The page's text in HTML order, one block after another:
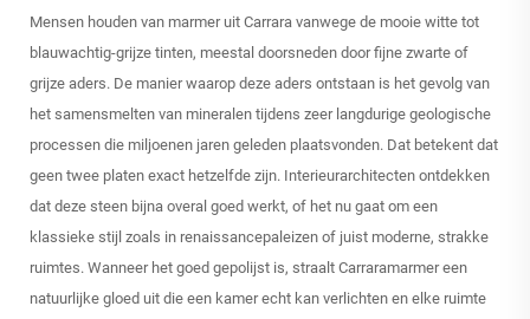
Mensen houden van marmer uit Carrara vanwege de mooie witte tot
blauwachtig-grijze tinten, meestal doorsneden door fijne zwarte of
grijze aders. De manier waarop deze aders ontstaan is het gevolg van
het samensmelten van mineralen tijdens zeer langdurige geologische
processen die miljoenen jaren geleden plaatsvonden. Dat betekent dat
geen twee platen exact hetzelfde zijn. Interieurarchitecten ontdekken
dat deze steen bijna overal goed werkt, of het nu gaat om een
klassieke stijl zoals in renaissancepaleizen of juist moderne, strakke
ruimtes. Wanneer het goed gepolijst is, straalt Carraramarmer een
natuurlijke gloed uit die een kamer echt kan verlichten en elke ruimte